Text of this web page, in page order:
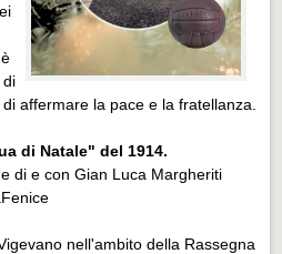
di
affermare la pace e la fratellanza.
di Natale" del 1914.
di e con Gian Luca Margheriti
nell'ambito della Rassegna